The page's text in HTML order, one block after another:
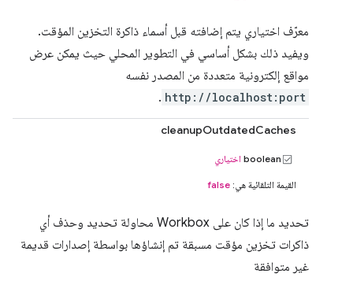
معرّف اختياري يتم إضافته قبل أسماء ذاكرة التخزين المؤقت.
ويفيد ذلك بشكل أساسي في التطوير المحلي حيث يمكن عرض
مواقع إلكترونية متعددة من المصدر نفسه
http://localhost:port
.
cleanupOutdatedCaches
boolean اختياري
القيمة التلقائية هي: false
تحديد ما إذا كان على Workbox محاولة تحديد وحذف أي
ذاكرات تخزين مؤقت مسبقة تم إنشاؤها بواسطة إصدارات قديمة
غير متوافقة